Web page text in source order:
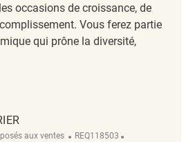
occasions de croissance, de
Vous ferez partie
qui prône la diversité,
Carrier REQ75500
aux ventes ReqId
REQ118503